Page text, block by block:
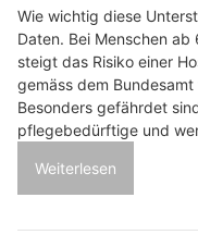
Wie wichtig diese
Daten. Bei Menschen
steigt das Risiko einer
gemäss dem
Besonders gefährdet
pflegebedürftige und
Weiterlesen